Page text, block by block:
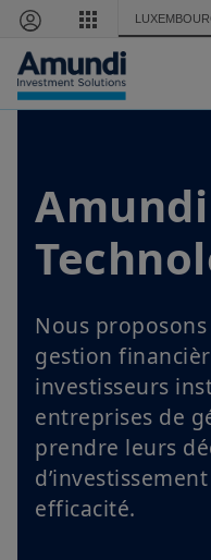
Aller au contenu
Amundi
Nous
gestion
investisseurs
entreprises de
prendre leurs
efficacité.